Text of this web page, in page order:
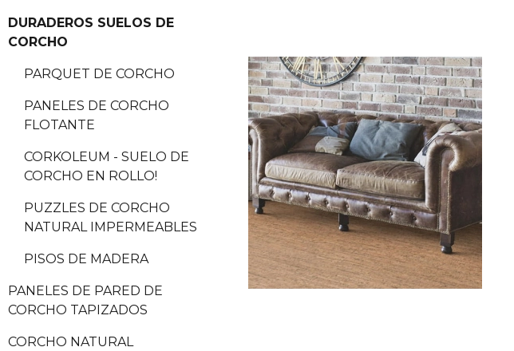
DURADEROS SUELOS DE
CORCHO
PARQUET DE CORCHO
PANELES DE CORCHO
FLOTANTE
CORKOLEUM - SUELO DE
CORCHO EN ROLLO!
PUZZLES DE CORCHO
NATURAL IMPERMEABLES
PISOS DE MADERA
PANELES DE PARED DE
CORCHO TAPIZADOS
CORCHO NATURAL